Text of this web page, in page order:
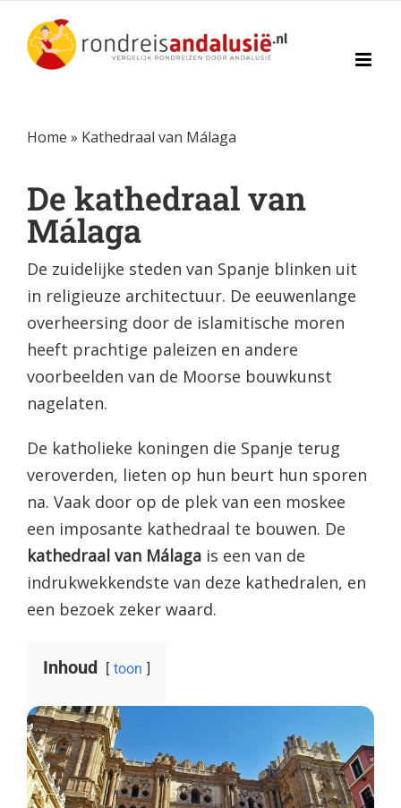
naar
inhoud
Home » Kathedraal van Málaga
De kathedraal van
Málaga
De zuidelijke steden van Spanje blinken uit
in religieuze architectuur. De eeuwenlange
overheersing door de islamitische moren
heeft prachtige paleizen en andere
voorbeelden van de Moorse bouwkunst
nagelaten.
De katholieke koningen die Spanje terug
veroverden, lieten op hun beurt hun sporen
na. Vaak door op de plek van een moskee
een imposante kathedraal te bouwen. De
kathedraal van Málagais een van de
indrukwekkendste van deze kathedralen, en
een bezoek zeker waard.
Inhoud toon